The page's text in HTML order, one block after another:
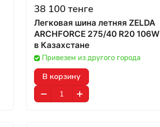
38 100 тенге
Легковая шина летняя ZELDA
ARCHFORCE 275/40 R20 106W
в Казахстане
Привезем из другого города
В корзину